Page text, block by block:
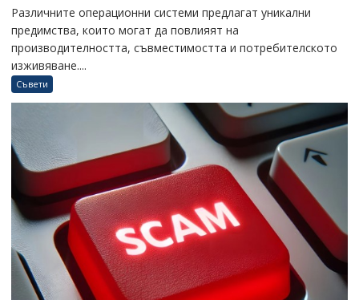
Различните операционни системи предлагат уникални
предимства, които могат да повлияят на
производителността, съвместимостта и потребителското
изживяване....
Съвети